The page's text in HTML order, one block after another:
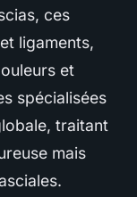
ces
ligaments,
et
spécialisées
traitant
mais